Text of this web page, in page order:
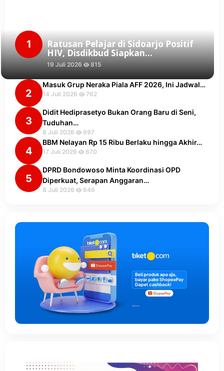
1 Ratusan Pelajar di Sidoarjo Positif
HIV, Disdikbud Siapkan…
19 Juli 2026 815
2
Masuk Grup Neraka Piala AFF 2026, Ini Jadwal…
14 Juli 2026 762
3
Didit Hediprasetyo Bukan Orang Baru di Seni,
Tuduhan…
8 Juli 2026 697
4
BBM Nelayan Rp 15 Ribu Berlaku hingga Akhir…
17 Juli 2026 670
5
DPRD Bondowoso Minta Koordinasi OPD
Diperkuat, Serapan Anggaran…
8 Juli 2026 646